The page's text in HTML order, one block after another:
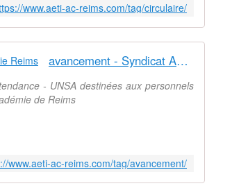
www.aeti-ac-reims.com/tag/circulaire/
avancement - Syndicat AetI-UNSA Académie Reims
- UNSA destinées aux personnels
de Reims
www.aeti-ac-reims.com/tag/avancement/